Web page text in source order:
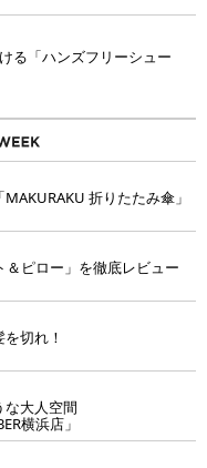
る「ハンズフリーシュー
折りたたみ傘」
＆ピロー」を徹底レビュー
切れ！
な大人空間
横浜店」